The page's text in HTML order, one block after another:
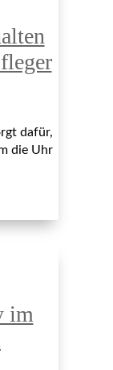
dafür,
die Uhr
im